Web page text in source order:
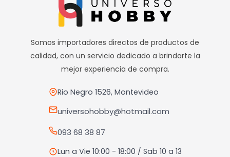
variantes.
Las
opciones
se
pueden
producto
Somos importadores directos de productos de
calidad, con un servicio dedicado a brindarte la
mejor experiencia de compra.
Rio Negro 1526, Montevideo
universohobby@hotmail.com
093 68 38 87
Lun a Vie 10:00 - 18:00 / Sab 10 a 13